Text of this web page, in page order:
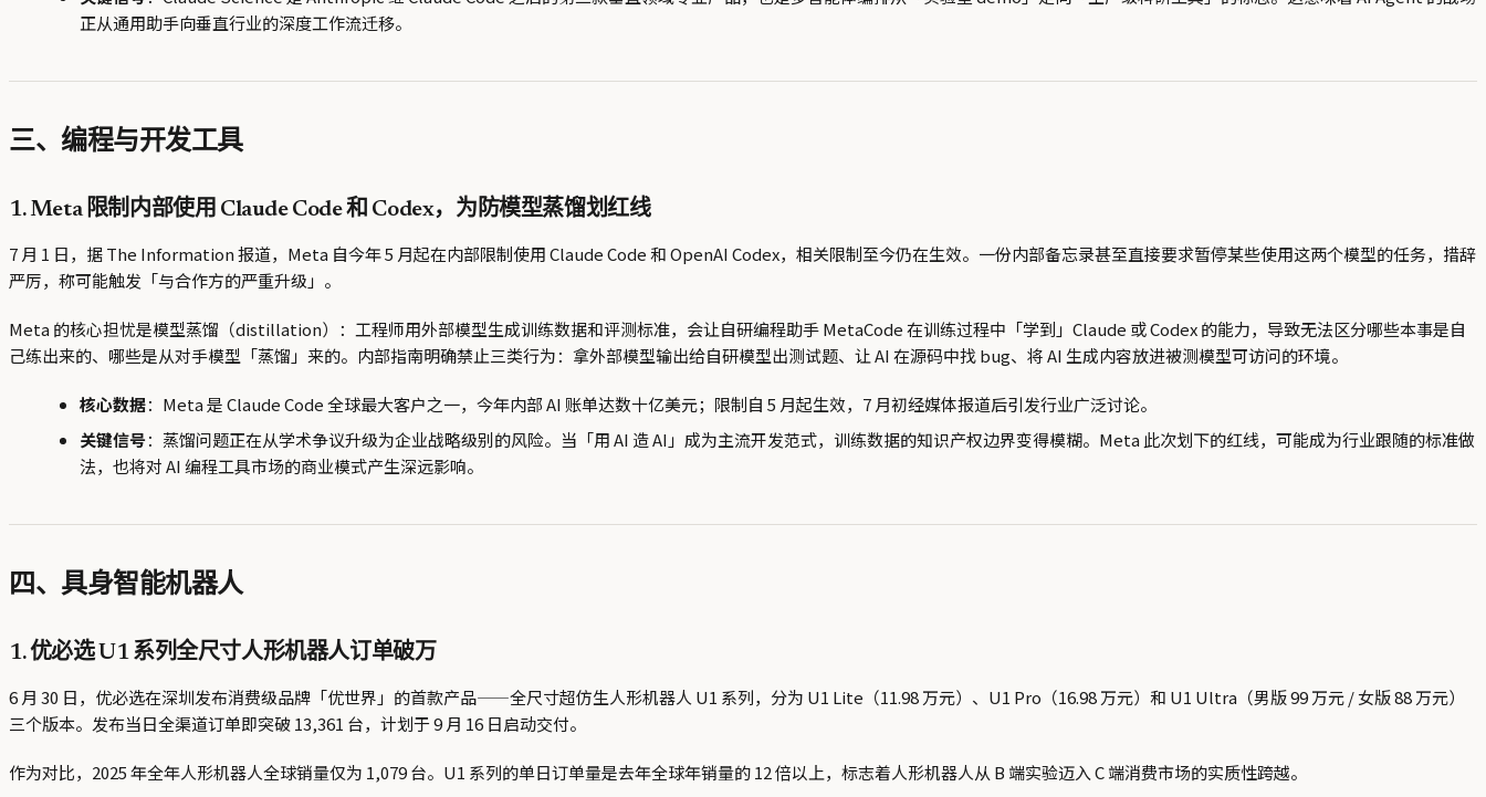
正从通用助手向垂直行业的深度工作流迁移。
三、编程与开发工具
1. Meta 限制内部使用 Claude Code 和 Codex，为防模型蒸馏划红线
7 月 1 日，据 The Information 报道，Meta 自今年 5 月起在内部限制使用 Claude Code 和 OpenAI Codex，相关限制至今仍在生效。一份内部备忘录甚至直接要求暂停某些使用这两个模型的任务，措辞
严厉，称可能触发「与合作方的严重升级」。
Meta 的核心担忧是模型蒸馏（distillation）：工程师用外部模型生成训练数据和评测标准，会让自研编程助手 MetaCode 在训练过程中「学到」Claude 或 Codex 的能力，导致无法区分哪些本事是自
己练出来的、哪些是从对手模型「蒸馏」来的。内部指南明确禁止三类行为：拿外部模型输出给自研模型出测试题、让 AI 在源码中找 bug、将 AI 生成内容放进被测模型可访问的环境。
核心数据：Meta 是 Claude Code 全球最大客户之一，今年内部 AI 账单达数十亿美元；限制自 5 月起生效，7 月初经媒体报道后引发行业广泛讨论。
关键信号：蒸馏问题正在从学术争议升级为企业战略级别的风险。当「用 AI 造 AI」成为主流开发范式，训练数据的知识产权边界变得模糊。Meta 此次划下的红线，可能成为行业跟随的标准做
法，也将对 AI 编程工具市场的商业模式产生深远影响。
四、具身智能机器人
1. 优必选 U1 系列全尺寸人形机器人订单破万
6 月 30 日，优必选在深圳发布消费级品牌「优世界」的首款产品——全尺寸超仿生人形机器人 U1 系列，分为 U1 Lite（11.98 万元）、U1 Pro（16.98 万元）和 U1 Ultra（男版 99 万元 / 女版 88 万元）
三个版本。发布当日全渠道订单即突破 13,361 台，计划于 9 月 16 日启动交付。
作为对比，2025 年全年人形机器人全球销量仅为 1,079 台。U1 系列的单日订单量是去年全球年销量的 12 倍以上，标志着人形机器人从 B 端实验迈入 C 端消费市场的实质性跨越。